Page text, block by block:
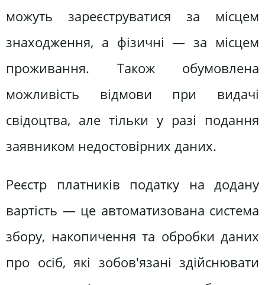
можуть зареєструватися за місцем
знаходження, а фізичні — за місцем
проживання. Також обумовлена
можливість відмови при видачі
свідоцтва, але тільки у разі подання
заявником недостовірних даних.
Реєстр платників податку на додану
вартість — це автоматизована система
збору, накопичення та обробки даних
про осіб, які зобов'язані здійснювати